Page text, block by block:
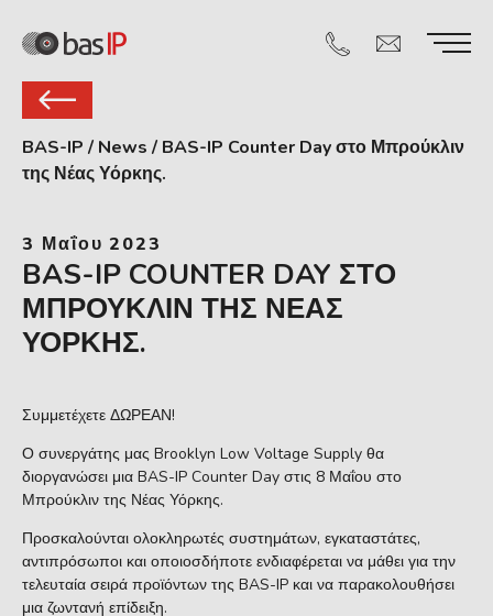
BAS-IP / News / BAS-IP Counter Day στο Μπρούκλιν
της Νέας Υόρκης.
3 Μαΐου 2023
BAS-IP COUNTER DAY ΣΤΟ
ΜΠΡΟΎΚΛΙΝ ΤΗΣ ΝΈΑΣ
ΥΌΡΚΗΣ.
Συμμετέχετε ΔΩΡΕΑΝ!
Ο συνεργάτης μας Brooklyn Low Voltage Supply θα
διοργανώσει μια BAS-IP Counter Day στις 8 Μαΐου στο
Μπρούκλιν της Νέας Υόρκης.
Προσκαλούνται ολοκληρωτές συστημάτων, εγκαταστάτες,
αντιπρόσωποι και οποιοσδήποτε ενδιαφέρεται να μάθει για την
τελευταία σειρά προϊόντων της BAS-IP και να παρακολουθήσει
μια ζωντανή επίδειξη.